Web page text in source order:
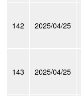
142 2025/04/25
143 2025/04/25